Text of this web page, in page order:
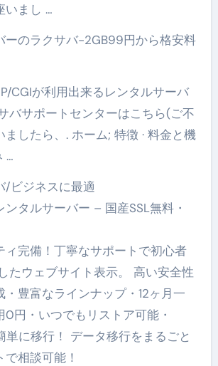
いまし …
ーのラクサバ-2GB99円から格安料
CGIが利用出来るレンタルサーバ
バサポートセンターはこちら(ご不
したら、. ホーム; 特徴 · 料金と機
…
/ビジネスに最適
ンタルサーバー – 国産SSL無料・
ィ完備！丁寧なサポートで初心者
たウェブサイト表示。 高い安全性
・豊富なラインナップ・12ヶ月一
0円・いつでもリストア可能・
単に移行！ データ移行をまるごと
相談可能！